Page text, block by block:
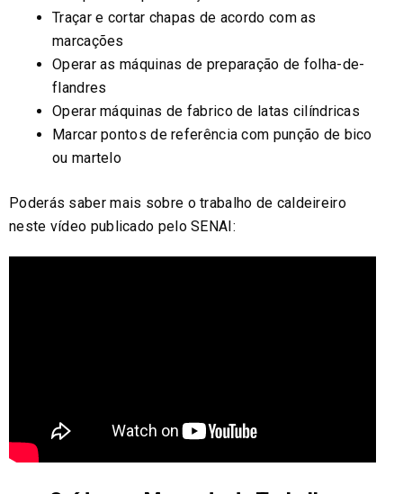
Traçar e cortar chapas de acordo com as
marcações
Operar as máquinas de preparação de folha-de-
flandres
Operar máquinas de fabrico de latas cilíndricas
Marcar pontos de referência com punção de bico
ou martelo
Poderás saber mais sobre o trabalho de caldeireiro
neste vídeo publicado pelo SENAI: